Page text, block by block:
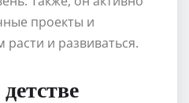
проекты и
и развиваться.